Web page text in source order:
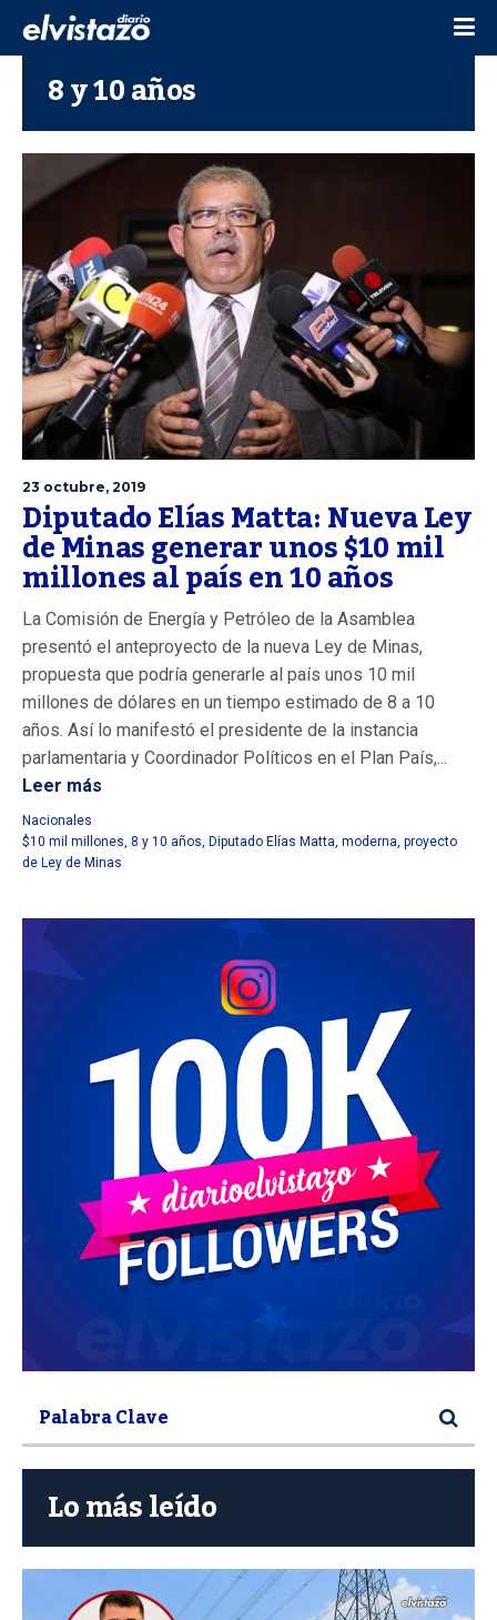
8 y 10 años
23 octubre, 2019
Diputado Elías Matta: Nueva Ley
de Minas generar unos $10 mil
millones al país en 10 años
La Comisión de Energía y Petróleo de la Asamblea
presentó el anteproyecto de la nueva Ley de Minas,
propuesta que podría generarle al país unos 10 mil
millones de dólares en un tiempo estimado de 8 a 10
años. Así lo manifestó el presidente de la instancia
parlamentaria y Coordinador Políticos en el Plan País,...
Leer más
Nacionales
$10 mil millones 8 y 10 años Diputado Elías Matta moderna proyecto
de Ley de Minas
Lo más leído